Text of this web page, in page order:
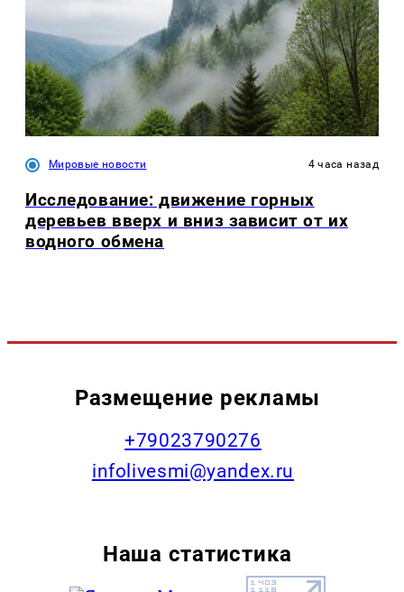
Мировые новости 4 часа назад
Исследование: движение горных
деревьев вверх и вниз зависит от их
водного обмена
Размещение рекламы
+79023790276
infolivesmi@yandex.ru
Наша статистика